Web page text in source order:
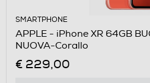
SMARTPHONE
APPLE - iPhone XR 64GB
NUOVA-Corallo
€ 229,00